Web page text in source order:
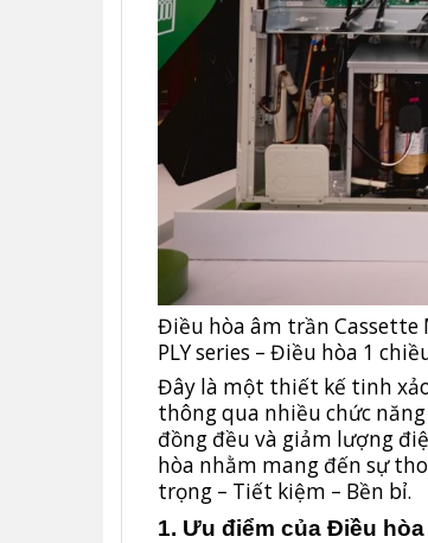
Điều hòa âm trần Cassette
PLY series – Điều hòa 1
Đây là một thiết kế tinh
thông qua nhiều chức
đồng đều và giảm lượng
hòa nhằm mang đến sự
trọng – Tiết kiệm – Bền bỉ.
1. Ưu điểm của Điều